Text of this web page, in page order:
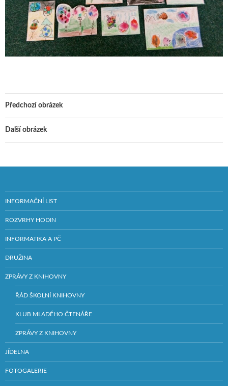
Předchozí obrázek
Další obrázek
INFORMAČNÍ LIST
ROZVRHY HODIN
INFORMATIKA A PČ
DRUŽINA
ZPRÁVY Z KNIHOVNY
ŘÁD ŠKOLNÍ KNIHOVNY
KLUB MLADÉHO ČTENÁŘE
ZPRÁVY Z KNIHOVNY
JÍDELNA
FOTOGALERIE